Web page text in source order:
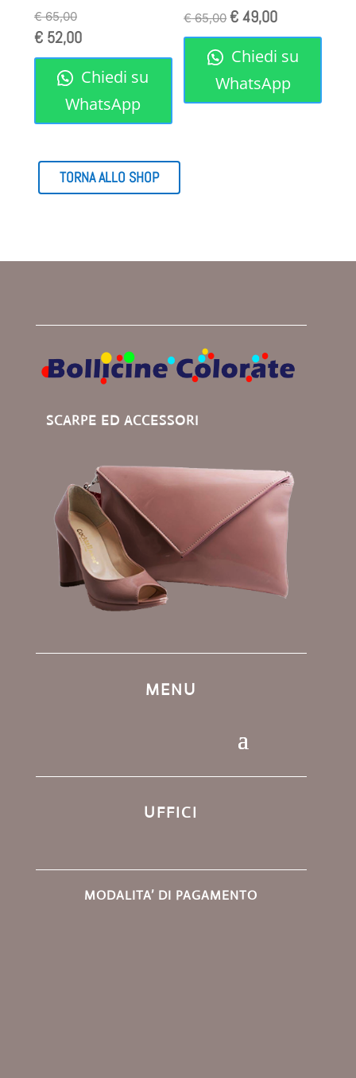
€65,00
€52,00
Chiedi su
WhatsApp
€65,00Il
prezzo
originale
era:
€ 65,00.
€49,00Il
prezzo
attuale
è:
€ 49,00.
Chiedi su
WhatsApp
TORNA ALLO SHOP
SCARPE ED ACCESSORI
MENU
UFFICI
MODALITA’ DI PAGAMENTO